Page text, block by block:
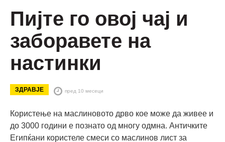
Пијте го овој чај и
заборавете на
настинки
ЗДРАВЈЕ пред 10 месеци
Користење на маслиновото дрво кое може да живее и
до 3000 години е познато од многу одмна. Античките
Египќани користеле смеси со маслинов лист за